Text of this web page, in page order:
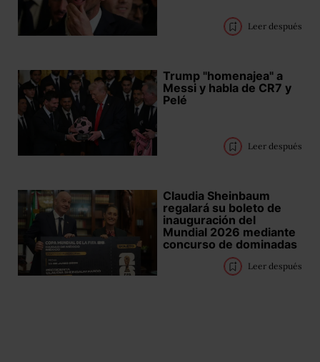
Leer después
Trump "homenajea" a
Messi y habla de CR7 y
Pelé
Leer después
Claudia Sheinbaum
regalará su boleto de
inauguración del
Mundial 2026 mediante
concurso de dominadas
Leer después